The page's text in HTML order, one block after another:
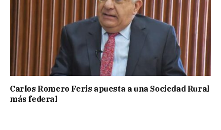
Carlos Romero Feris apuesta a una Sociedad Rural
más federal